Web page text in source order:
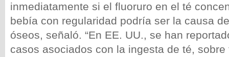
inmediatamente si el fluoruro en el té
bebía con regularidad podría ser la causa
óseos, señaló. “En EE. UU., se han
casos asociados con la ingesta de té,